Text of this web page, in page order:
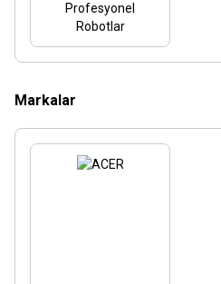
Profesyonel
Robotlar
Markalar